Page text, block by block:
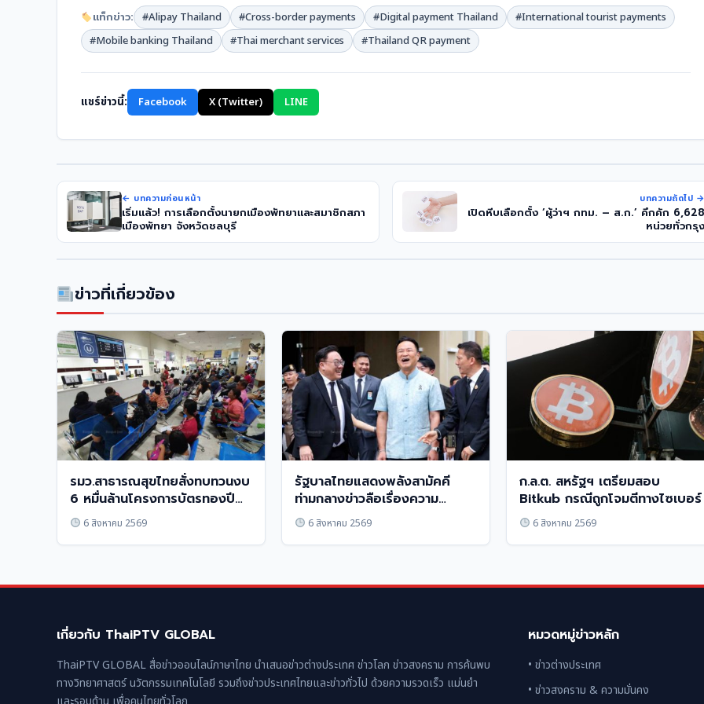
แท็กข่าว: #Alipay Thailand #Cross-border payments #Digital payment Thailand
#International tourist payments
#Mobile banking Thailand
#Thai merchant services #Thailand QR payment
แชร์ข่าวนี้: Facebook X (Twitter) LINE
← บทความก่อนหน้า
เริ่มแล้ว! การเลือกตั้งนายกเมืองพัทยาและสมาชิกสภา
เมืองพัทยา จังหวัดชลบุรี
บทความถัดไป →
เปิดหีบเลือกตั้ง ‘ผู้ว่าฯ กทม. – ส.ก.’ คึกคัก 6,628
หน่วยทั่วกรุง
ข่าวที่เกี่ยวข้อง
รมว.สาธารณสุขไทยสั่งทบทวนงบ
6 หมื่นล้านโครงการบัตรทองปี
25686 สิงหาคม 2569
รัฐบาลไทยแสดงพลังสามัคคี
ท่ามกลางข่าวลือเรื่องความ
แตกแยก
6 สิงหาคม 2569
ก.ล.ต. สหรัฐฯ เตรียมสอบ
Bitkub กรณีถูกโจมตีทางไซเบอร์
6 สิงหาคม 2569
เกี่ยวกับ ThaiPTV GLOBAL
ThaiPTV GLOBAL สื่อข่าวออนไลน์ภาษาไทย นำเสนอข่าวต่างประเทศ ข่าวโลก ข่าวสงคราม การค้นพบ
ทางวิทยาศาสตร์ นวัตกรรมเทคโนโลยี รวมถึงข่าวประเทศไทยและข่าวทั่วไป ด้วยความรวดเร็ว แม่นยำ
หมวดหมู่ข่าวหลัก
• ข่าวต่างประเทศ
• ข่าวสงคราม & ความมั่นคง